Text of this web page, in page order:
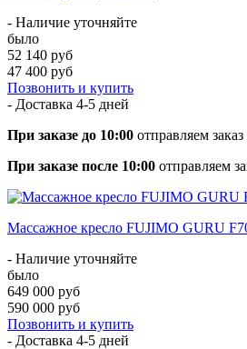
- Наличие уточняйте
было
52 140 руб
47 400 руб
Позвонить и купить
- Доставка 4-5 дней
При заказе до 10:00 отправляем
При заказе после 10:00 отправляем
Массажное кресло FUJIMO GURU
- Наличие уточняйте
было
649 000 руб
590 000 руб
Позвонить и купить
- Доставка 4-5 дней